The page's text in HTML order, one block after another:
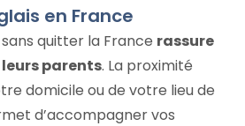
en France
quitter la France rassure
parents. La proximité
domicile ou de votre lieu de
d’accompagner vos